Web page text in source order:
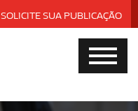
SOLICITE SUA PUBLICAÇÃO